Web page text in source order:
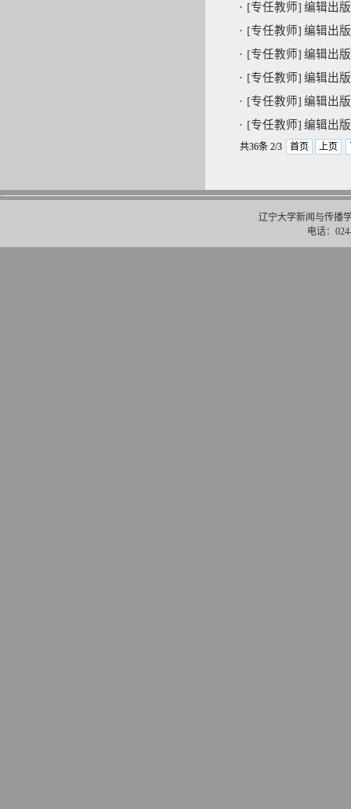
· [专任教师] 编辑出
· [专任教师] 编辑出
· [专任教师] 编辑出
· [专任教师] 编辑出
· [专任教师] 编辑出
· [专任教师] 编辑出
共36条 2/3 首页 上页
辽宁大学新闻与传播
电话：